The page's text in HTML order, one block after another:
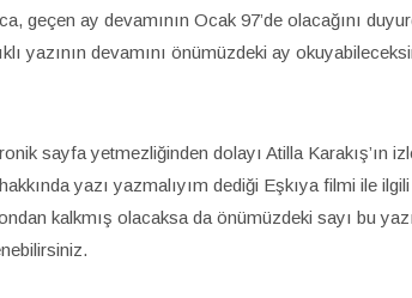
geçen ay devamının Ocak 97’de olacağını
yazının devamını önümüzdeki ay
sayfa yetmezliğinden dolayı Atilla Karakış’ın
yazı yazmalıyım dediği Eşkıya filmi ile
kalkmış olacaksa da önümüzdeki sayı bu